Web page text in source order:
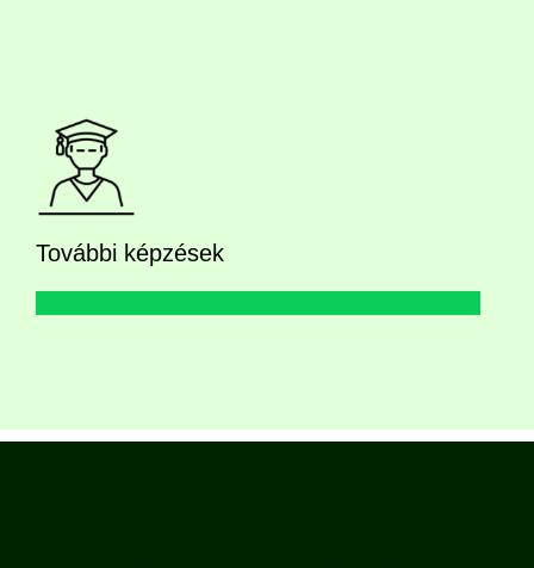
További képzések